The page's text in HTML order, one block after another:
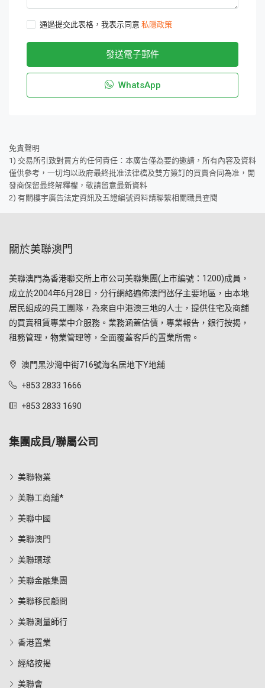
通過提交此表格，我表示同意 私隱政策
發送電子郵件
WhatsApp
免責聲明
1) 交易所引致對買方的任何責任：本廣告僅為要約邀請，所有內容及資料
僅供參考，一切均以政府最終批准法律檔及雙方簽訂的買賣合同為准，開
發商保留最終解釋權，敬請留意最新資料
2) 有關樓宇廣告法定資訊及五證編號資料請聯繫相關職員查閱
關於美聯澳門
美聯澳門為香港聯交所上市公司美聯集團(上市編號：1200)成員，
成立於2004年6月28日，分行網絡遍佈澳門氹仔主要地區，由本地
居民組成的員工團隊，為來自中港澳三地的人士，提供住宅及商舖
的買賣租賃專業中介服務。業務涵蓋估價，專業報告，銀行按揭，
租務管理，物業管理等，全面覆蓋客戶的置業所需。
澳門黑沙灣中街716號海名居地下Y地舖
+853 2833 1666
+853 2833 1690
集團成員/聯屬公司
美聯物業
美聯工商舖*
美聯中國
美聯澳門
美聯環球
美聯金融集團
美聯移民顧問
美聯測量師行
香港置業
經絡按揭
美聯會